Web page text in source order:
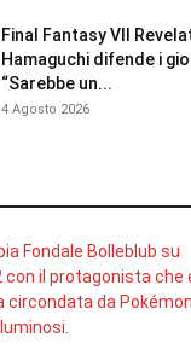
Final Fantasy VII
Hamaguchi difende i
“Sarebbe un...
4 Agosto 2026